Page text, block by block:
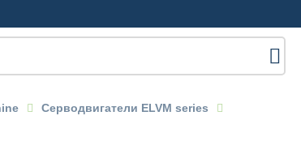

Серводвигатели ELVM series